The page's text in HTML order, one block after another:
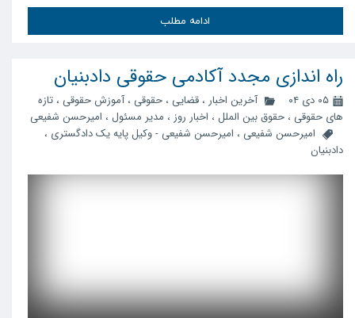
ادامه مطلب
راه اندازی مجدد آکادمی حقوقی دادبنیان
۰۵ دی ۰۴ آخرین اخبار ، قضایی ، حقوقی ،آموزش حقوقی ، تازه
های حقوقی ، حقوق بین الملل ، اخبار روز ، مدیر مسئول ، امیرحسن شفیعی
امیرحسن شفیعی ، امیرحسن شفیعی - وکیل پایه یک دادگستری ،
دادبنیان